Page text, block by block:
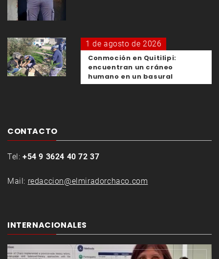
1 de agosto de 2026
Conmoción en Quitilipi:
encuentran un cráneo
humano en un basural
CONTACTO
Tel: +54 9 3624 40 72 37
Mail: redaccion@elmiradorchaco.com
INTERNACIONALES